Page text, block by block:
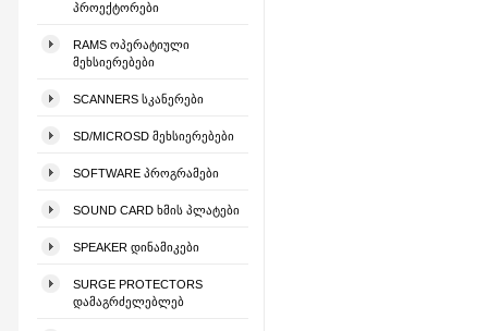
ᲞᲠᲝᲔᲥᲢᲝᲠᲔᲑᲘ
RAMS ᲝᲞᲔᲠᲐᲢᲘᲣᲚᲘ
ᲛᲔᲮᲡᲘᲔᲠᲔᲑᲔᲑᲘ
SCANNERS ᲡᲙᲐᲜᲔᲠᲔᲑᲘ
SD/MICROSD ᲛᲔᲮᲡᲘᲔᲠᲔᲑᲔᲑᲘ
SOFTWARE ᲞᲠᲝᲒᲠᲐᲛᲔᲑᲘ
SOUND CARD ᲮᲛᲘᲡ ᲞᲚᲐᲢᲔᲑᲘ
SPEAKER ᲓᲘᲜᲐᲛᲘᲙᲔᲑᲘ
SURGE PROTECTORS
ᲓᲐᲛᲐᲒᲠᲫᲔᲚᲔᲑᲚᲔᲑ